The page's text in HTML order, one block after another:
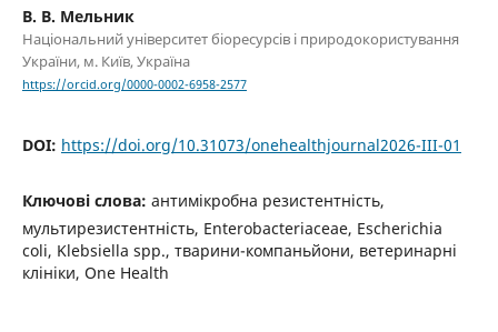
В. В. Мельник
Національний університет біоресурсів і природокористування
України, м. Київ, Україна
https://orcid.org/0000-0002-6958-2577
DOI: https://doi.org/10.31073/onehealthjournal2026-III-01
Ключові слова: антимікробна резистентність,
мультирезистентність, Enterobacteriaceae, Escherichia
coli, Klebsiella spp., тварини-компаньйони, ветеринарні
клініки, One Health